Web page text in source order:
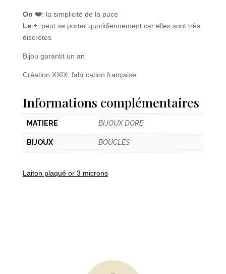
On ❤️: la simplicité de la puce
Le +: peut se porter quotidiennement car elles sont très
discrètes
Bijou garantit un an
Création XXIX, fabrication française
Informations complémentaires
MATIERE BIJOUX DORE
BIJOUX BOUCLES
Laiton plaqué or 3 microns